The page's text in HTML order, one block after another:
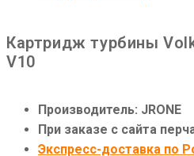
Картридж турбины
V10
Производитель: JRONE
При заказе с сайта
Экспресс-доставка по